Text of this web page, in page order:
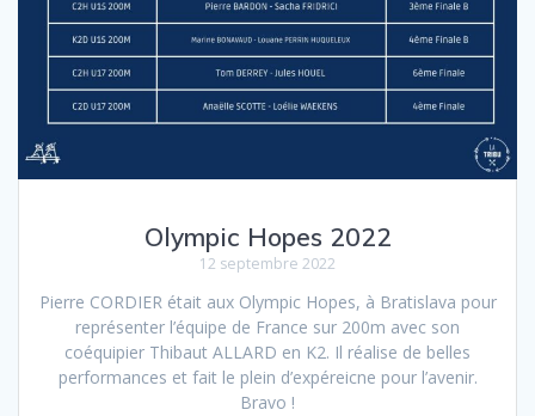
Olympic Hopes 2022
12 septembre 2022
Pierre CORDIER était aux Olympic Hopes, à Bratislava pour
représenter l’équipe de France sur 200m avec son
coéquipier Thibaut ALLARD en K2. Il réalise de belles
performances et fait le plein d’expéreicne pour l’avenir.
Bravo !